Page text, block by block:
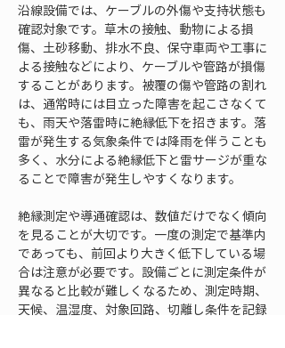
沿線設備では、ケーブルの外傷や支持状態も
確認対象です。草木の接触、動物による損
傷、土砂移動、排水不良、保守車両や工事に
よる接触などにより、ケーブルや管路が損傷
することがあります。被覆の傷や管路の割れ
は、通常時には目立った障害を起こさなくて
も、雨天や落雷時に絶縁低下を招きます。落
雷が発生する気象条件では降雨を伴うことも
多く、水分による絶縁低下と雷サージが重な
ることで障害が発生しやすくなります。
絶縁測定や導通確認は、数値だけでなく傾向
を見ることが大切です。一度の測定で基準内
であっても、前回より大きく低下している場
合は注意が必要です。設備ごとに測定条件が
異なると比較が難しくなるため、測定時期、
天候、温湿度、対象回路、切離し条件を記録